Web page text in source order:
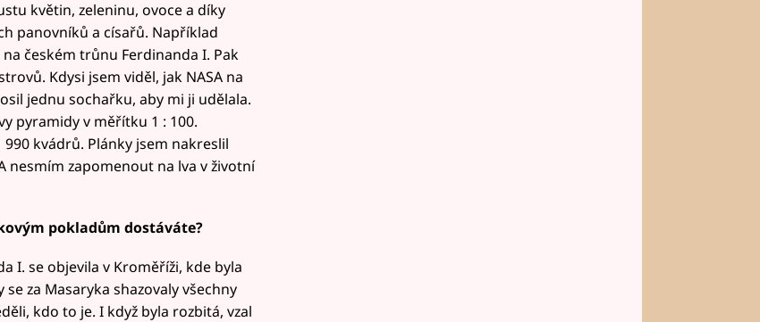
květin, zeleninu, ovoce a díky
panovníků a císařů. Například
českém trůnu Ferdinanda I. Pak
Kdysi jsem viděl, jak NASA na
jednu sochařku, aby mi ji udělala.
pyramidy v měřítku 1 : 100.
kvádrů. Plánky jsem nakreslil
nesmím zapomenout na lva v životní
pokladům dostáváte?
I. se objevila v Kroměříži, kde byla
za Masaryka shazovaly všechny
kdo to je. I když byla rozbitá, vzal